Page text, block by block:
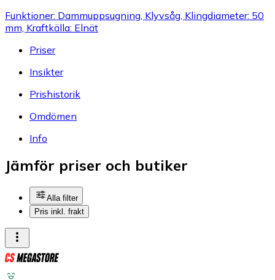
Funktioner: Dammuppsugning, Klyvsåg, Klingdiameter: 50
mm, Kraftkälla: Elnät
Priser
Insikter
Prishistorik
Omdömen
Info
Jämför priser och butiker
Alla filter
Pris inkl. frakt